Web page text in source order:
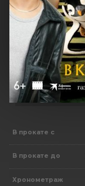
В прокате с
В прокате до
Хронометраж